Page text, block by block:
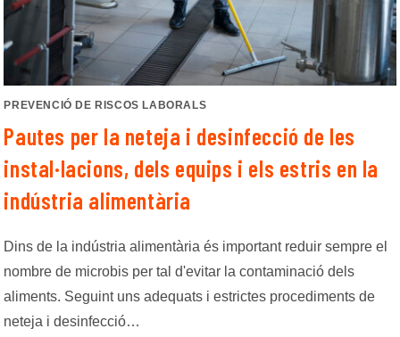
PREVENCIÓ DE RISCOS LABORALS
Pautes per la neteja i desinfecció de les
instal·lacions, dels equips i els estris en la
indústria alimentària
Dins de la indústria alimentària és important reduir sempre el
nombre de microbis per tal d'evitar la contaminació dels
aliments. Seguint uns adequats i estrictes procediments de
neteja i desinfecció…